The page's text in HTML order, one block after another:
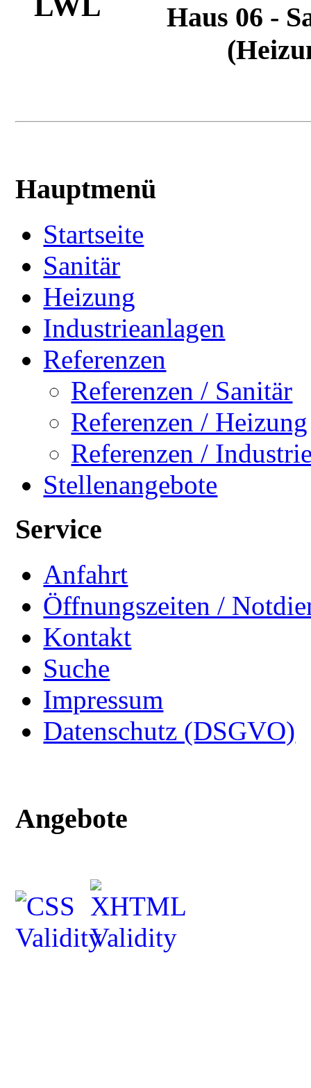
Haus 06 -
Hauptmenü
Startseite
Sanitär
Heizung
Industrieanlagen
Referenzen
Referenzen / Sanitär
Referenzen / Heizung
Referenzen /
Stellenangebote
Service
Anfahrt
Öffnungszeiten /
Kontakt
Suche
Impressum
Datenschutz (DSGVO)
Angebote